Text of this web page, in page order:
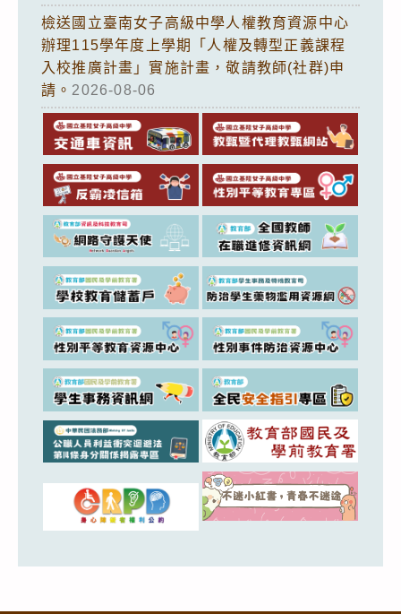
檢送國立臺南女子高級中學人權教育資源中心
辦理115學年度上學期「人權及轉型正義課程
入校推廣計畫」實施計畫，敬請教師(社群)申
請。 2026-08-06